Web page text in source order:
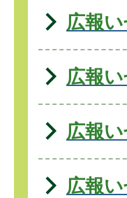
広報
広報
広報
広報